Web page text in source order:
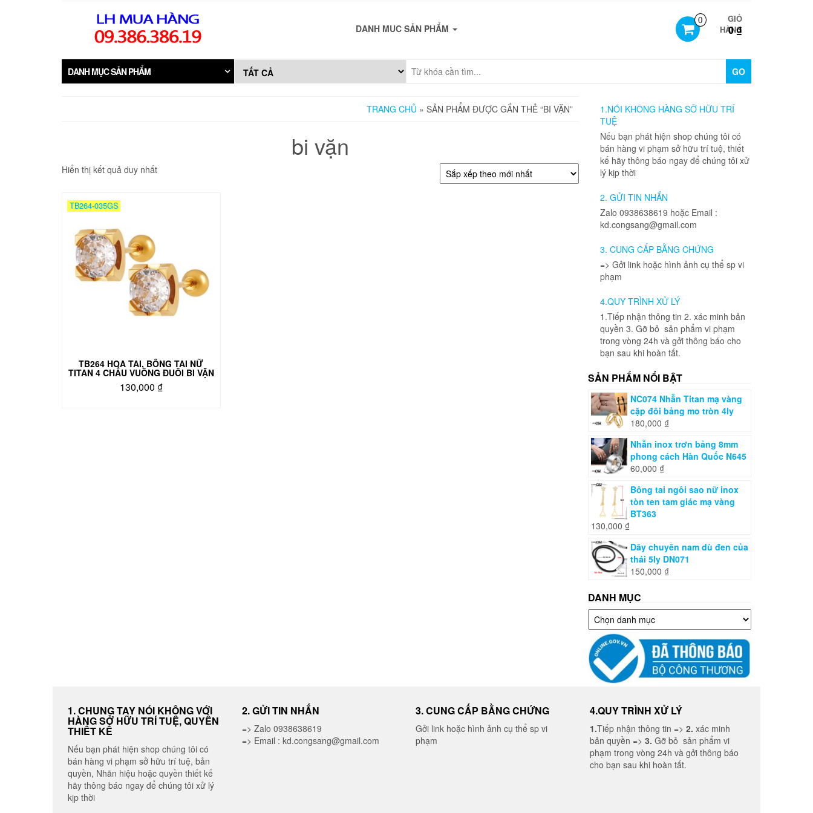
0
GIỎ
HÀNG
0 ₫
DANH MUC SẢN PHẨM
DANH MỤC SẢN PHẨM GO
TRANG CHỦ » SẢN PHẨM ĐƯỢC GẮN THẺ “BI VẶN”
bi vặn
Hiển thị kết quả duy nhất
TB264-035GS
TB264 HOA TAI, BÔNG TAI NỮ
TITAN 4 CHẤU VUÔNG ĐUÔI BI VẶN
130,000 ₫
1.NÓI KHÔNG HÀNG SỠ HỮU TRÍ
TUỆ
Nếu bạn phát hiện shop chúng tôi có
bán hàng vi phạm sở hữu trí tuệ, thiết
kế hãy thông báo ngay để chúng tôi xử
lý kịp thời
2. GỬI TIN NHẮN
Zalo 0938638619 hoặc Email :
kd.congsang@gmail.com
3. CUNG CẤP BẰNG CHỨNG
=> Gởi link hoặc hình ảnh cụ thể sp vi
phạm
4.QUY TRÌNH XỬ LÝ
1.Tiếp nhận thông tin 2. xác minh bản
quyền 3. Gỡ bỏ sản phẩm vi phạm
trong vòng 24h và gởi thông báo cho
bạn sau khi hoàn tất.
SẢN PHẨM NỔI BẬT
NC074 Nhẫn Titan mạ vàng
cặp đôi bảng mo tròn 4ly
180,000 ₫
Nhẫn inox trơn bảng 8mm
phong cách Hàn Quốc N645
60,000 ₫
Bông tai ngôi sao nữ inox
tòn ten tam giác mạ vàng
BT363
130,000 ₫
Dây chuyền nam dù đen của
thái 5ly DN071
150,000 ₫
DANH MỤC
Danh
mục
1. CHUNG TAY NÓI KHÔNG VỚI
HÀNG SỞ HỮU TRÍ TUỆ, QUYỀN
THIẾT KẾ
Nếu bạn phát hiện shop chúng tôi có
bán hàng vi phạm sở hữu trí tuệ, bản
quyền, Nhãn hiệu hoặc quyền thiết kế
hãy thông báo ngay để chúng tôi xử lý
kịp thời
2. GỬI TIN NHẮN
=> Zalo 0938638619
=> Email : kd.congsang@gmail.com
3. CUNG CẤP BẰNG CHỨNG
Gởi link hoặc hình ảnh cụ thể sp vi
phạm
4.QUY TRÌNH XỬ LÝ
1.Tiếp nhận thông tin => 2. xác minh
bản quyền => 3. Gỡ bỏ sản phẩm vi
phạm trong vòng 24h và gởi thông báo
cho bạn sau khi hoàn tất.